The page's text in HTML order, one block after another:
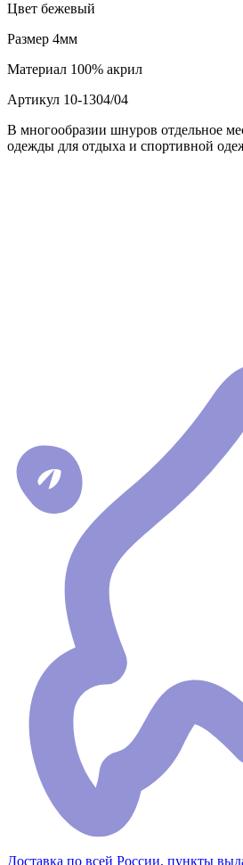
Цвет бежевый
Размер 4мм
Материал 100% акрил
Артикул 10-1304/04
В многообразии шнуров отдельное
одежды для отдыха и спортивной
Доставка по всей России, пункты